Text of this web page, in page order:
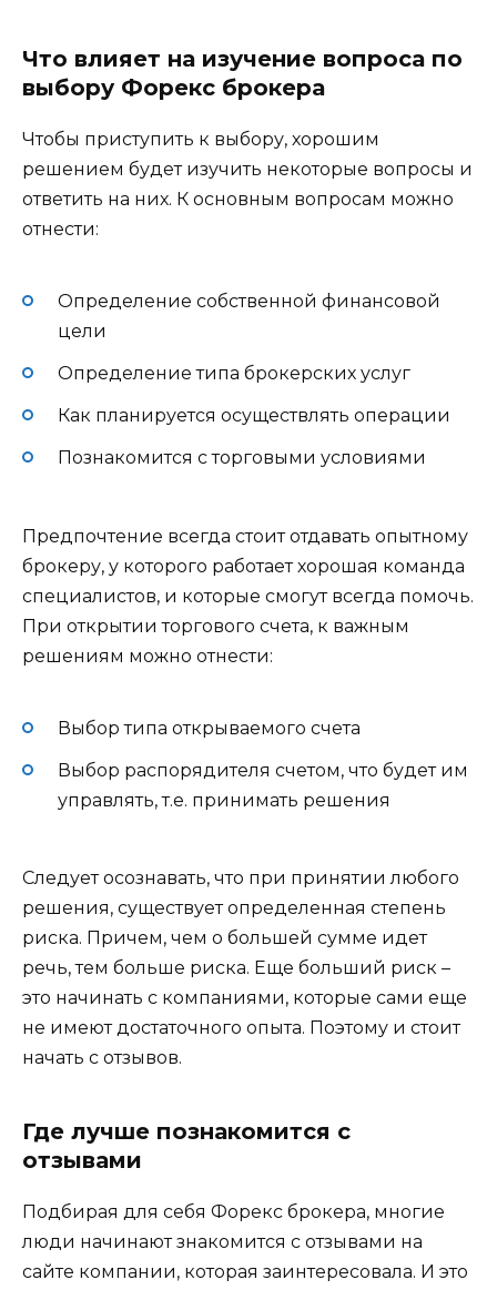
Что влияет на изучение вопроса по
выбору Форекс брокера
Чтобы приступить к выбору, хорошим
решением будет изучить некоторые вопросы и
ответить на них. К основным вопросам можно
отнести:
Определение собственной финансовой
цели
Определение типа брокерских услуг
Как планируется осуществлять операции
Познакомится с торговыми условиями
Предпочтение всегда стоит отдавать опытному
брокеру, у которого работает хорошая команда
специалистов, и которые смогут всегда помочь.
При открытии торгового счета, к важным
решениям можно отнести:
Выбор типа открываемого счета
Выбор распорядителя счетом, что будет им
управлять, т.е. принимать решения
Следует осознавать, что при принятии любого
решения, существует определенная степень
риска. Причем, чем о большей сумме идет
речь, тем больше риска. Еще больший риск –
это начинать с компаниями, которые сами еще
не имеют достаточного опыта. Поэтому и стоит
начать с отзывов.
Где лучше познакомится с
отзывами
Подбирая для себя Форекс брокера, многие
люди начинают знакомится с отзывами на
сайте компании, которая заинтересовала. И это